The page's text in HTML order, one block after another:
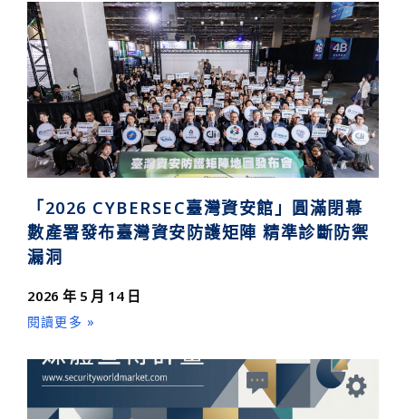
「2026 CYBERSEC臺灣資安館」圓滿閉幕
數產署發布臺灣資安防護矩陣 精準診斷防禦
漏洞
2026 年 5 月 14 日
閱讀更多 »